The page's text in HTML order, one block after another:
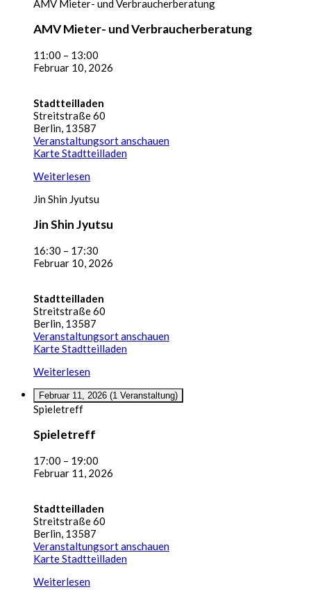
AMV Mieter- und Verbraucherberatung
AMV Mieter- und Verbraucherberatung
11:00 – 13:00
Februar 10, 2026
Stadtteilladen
Streitstraße 60
Berlin, 13587
Veranstaltungsort anschauen
KarteStadtteilladen
Weiterlesen
Jin Shin Jyutsu
Jin Shin Jyutsu
16:30 – 17:30
Februar 10, 2026
Stadtteilladen
Streitstraße 60
Berlin, 13587
Veranstaltungsort anschauen
KarteStadtteilladen
Weiterlesen
Februar 11, 2026 (1 Veranstaltung)
Spieletreff
Spieletreff
17:00 – 19:00
Februar 11, 2026
Stadtteilladen
Streitstraße 60
Berlin, 13587
Veranstaltungsort anschauen
KarteStadtteilladen
Weiterlesen